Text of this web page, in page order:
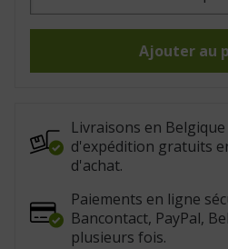
Jeu
couleurs
Ajouter au
Livraisons en Belgique
d'expédition gratuits
d'achat.
Paiements en ligne
Bancontact, PayPal,
plusieurs fois.